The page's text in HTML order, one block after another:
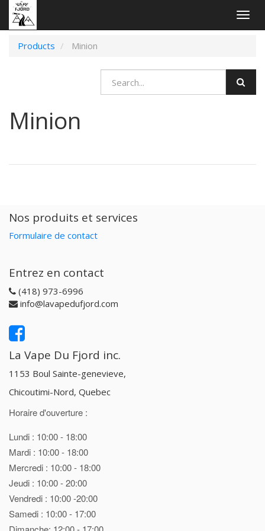
Products
Minion
Minion
Nos produits et services
Formulaire de contact
Entrez en contact
(418) 973-6996
info@lavapedufjord.com
La Vape Du Fjord inc.
1153 Boul Sainte-genevieve,
Chicoutimi-Nord, Quebec
Horaire d'ouverture :
Lundi : 10:00 - 18:00
Mardi : 10:00 - 18:00
Mercredi : 10:00 - 18:00
Jeudi : 10:00 - 20:00
Vendredi : 10:00 -20:00
Samedi : 10:00 - 17:00